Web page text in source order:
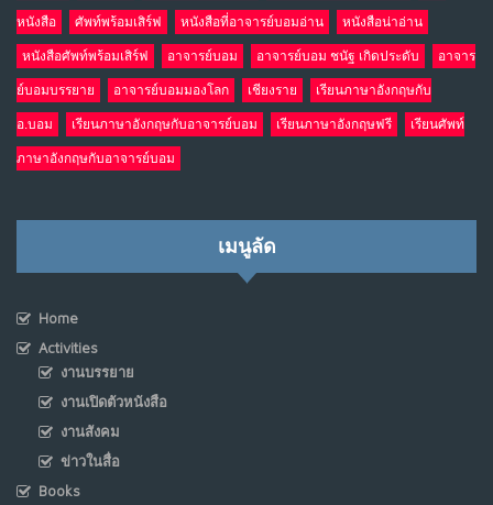
หนังสือ ศัพท์พร้อมเสิร์ฟ หนังสือที่อาจารย์บอมอ่าน หนังสือน่าอ่าน
หนังสือศัพท์พร้อมเสิร์ฟ อาจารย์บอม อาจารย์บอม ชนัฐ เกิดประดับ อาจาร
ย์บอมบรรยาย อาจารย์บอมมองโลก เชียงราย เรียนภาษาอังกฤษกับ
อ.บอม เรียนภาษาอังกฤษกับอาจารย์บอม เรียนภาษาอังกฤษฟรี เรียนศัพท์
ภาษาอังกฤษกับอาจารย์บอม
เมนูลัด
Home
Activities
งานบรรยาย
งานเปิดตัวหนังสือ
งานสังคม
ข่าวในสื่อ
Books